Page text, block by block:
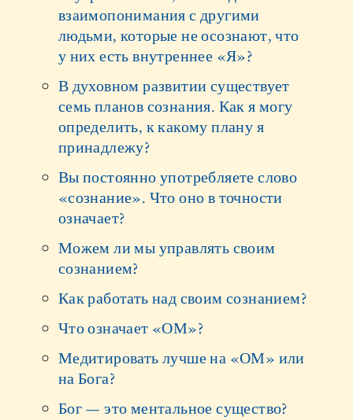
взаимопонимания с другими
людьми, которые не осознают, что
у них есть внутреннее «Я»?
В духовном развитии существует
семь планов сознания. Как я могу
определить, к какому плану я
принадлежу?
Вы постоянно употребляете слово
«сознание». Что оно в точности
означает?
Можем ли мы управлять своим
сознанием?
Как работать над своим сознанием?
Что означает «ОМ»?
Медитировать лучше на «ОМ» или
на Бога?
Бог — это ментальное существо?